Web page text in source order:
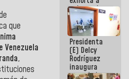
que
Venezuela
,
gobernadores
y alcaldes a
edificar
casas para
abuelos
Presidenta
(E) Delcy
Rodríguez
inaugura
casa de los